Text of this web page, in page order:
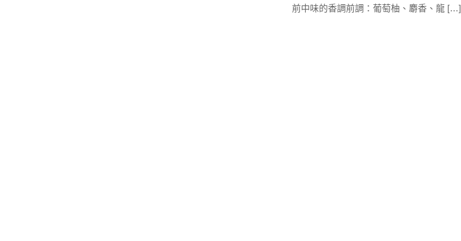
前中味的香調前調：葡萄柚、麝香、龍 […]